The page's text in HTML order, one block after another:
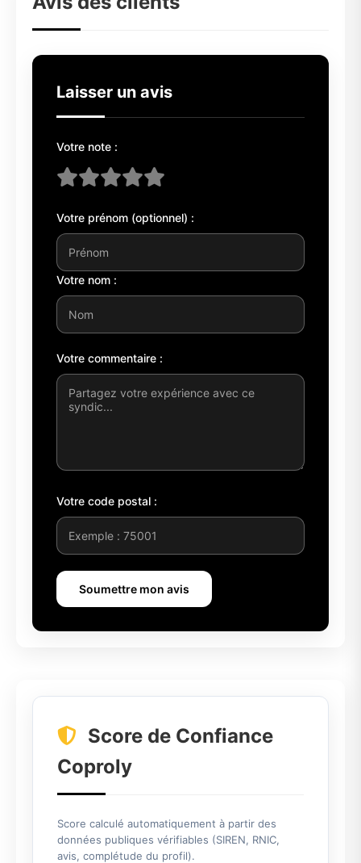
Laisser un avis
Votre note :
Votre prénom (optionnel) :
Votre nom :
Votre commentaire :
Votre code postal :
Soumettre mon avis
Score de Confiance
Coproly
Score calculé automatiquement à partir des
données publiques vérifiables (SIREN, RNIC,
avis, complétude du profil).